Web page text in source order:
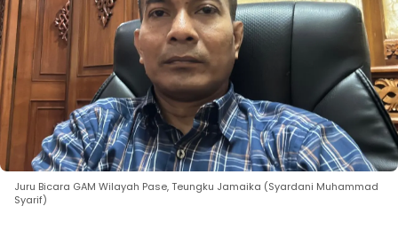
Juru Bicara GAM Wilayah Pase, Teungku Jamaika (Syardani Muhammad
Syarif)